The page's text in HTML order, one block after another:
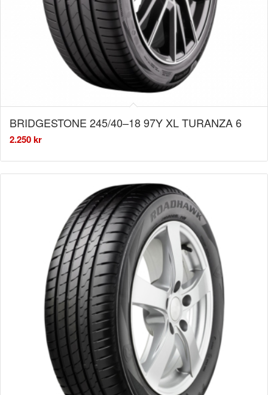
BRIDGESTONE 245/40–18 97Y XL TURANZA 6
2.250kr